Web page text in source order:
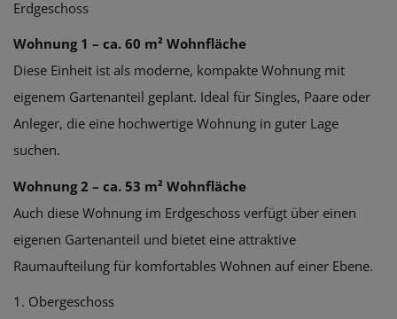
Erdgeschoss
Wohnung 1 – ca. 60 m² Wohnfläche
Diese Einheit ist als moderne, kompakte Wohnung mit
eigenem Gartenanteil geplant. Ideal für Singles, Paare oder
Anleger, die eine hochwertige Wohnung in guter Lage
suchen.
Wohnung 2 – ca. 53 m² Wohnfläche
Auch diese Wohnung im Erdgeschoss verfügt über einen
eigenen Gartenanteil und bietet eine attraktive
Raumaufteilung für komfortables Wohnen auf einer Ebene.
1. Obergeschoss